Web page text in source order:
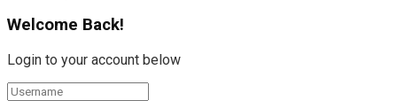
Welcome Back!
Login to your account below